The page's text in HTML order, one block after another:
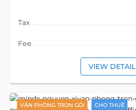
Tax
Fee
VIEW DETAIL
VĂN PHÒNG TRỌN GÓI CHO THUÊ